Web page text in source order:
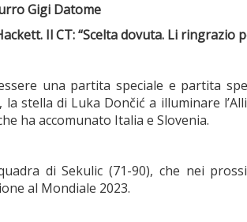
Gigi Datome
Il CT: “Scelta dovuta. Li ringrazio
una partita speciale e partita
la stella di Luka Dončić a illuminare
ha accomunato Italia e Slovenia.
di Sekulic (71-90), che nei
al Mondiale 2023.